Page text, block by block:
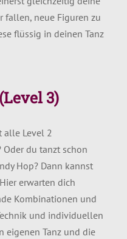
fallen, neue Figuren zu
flüssig in deinen Tanz
3)
alle Level 2
du tanzt schon
Hop? Dann kannst
erwarten dich
Kombinationen und
und individuellen
eigenen Tanz und die